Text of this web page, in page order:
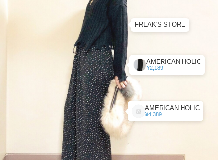
FREAK'S STORE
AMERICAN HOLIC
¥2,189
AMERICAN HOLIC
¥4,389